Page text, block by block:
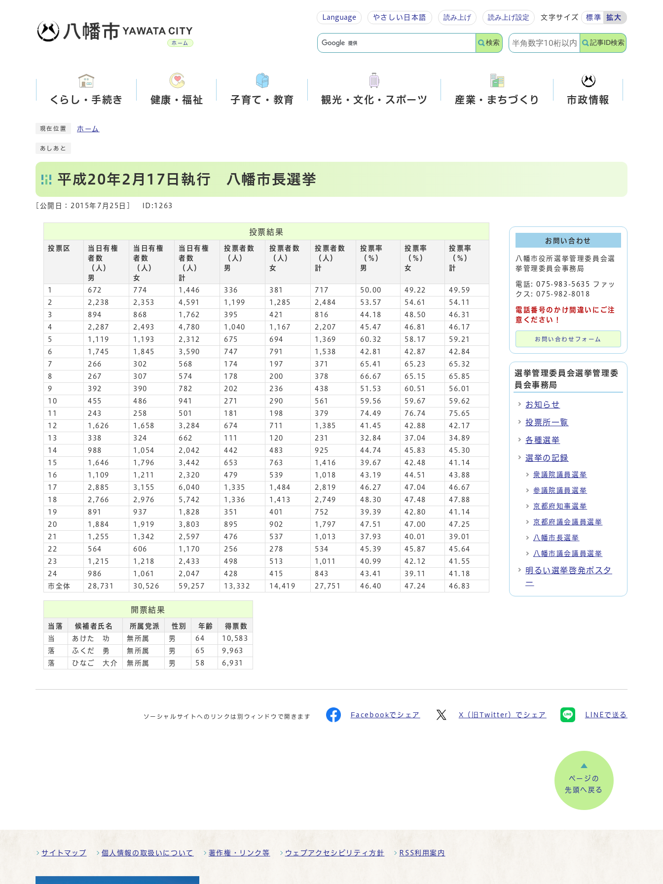
ホーム
Language やさしい 日本語 読み上げ 読み上げ設定 文字サイズ 標準 拡大
検索 記事ID検索
くらし・手続き 健康・福祉 子育て・教育 観光・文化・スポーツ 産業・まちづくり 市政情報
現在位置 ホーム
あしあと
平成20年2月17日執行 八幡市長選挙
[公開日： 2015年7月25日 ID:1263
投票結果
投票区
当日有権
者数
（人）
男
当日有権
者数
（人）
女
当日有権
者数
（人）
計
投票者数
（人）
男
投票者数
（人）
女
投票者数
（人）
計
投票率
（％）
男
投票率
（％）
女
投票率
（％）
計
1 672 774 1,446 336 381 717 50.00 49.22
49.59
2
2,238 2,353 4,591 1,199 1,285 2,484 53.57 54.61
54.11
3
894 868 1,762 395 421 816 44.18 48.50
46.31
4
2,287 2,493 4,780 1,040 1,167 2,207 45.47 46.81
46.17
5
1,119 1,193 2,312 675 694 1,369 60.32 58.17
59.21
6
1,745 1,845 3,590 747 791 1,538 42.81 42.87
42.84
7
266 302 568 174 197 371 65.41 65.23
65.32
8
267 307 574 178 200 378 66.67 65.15
65.85
9
392 390 782 202 236 438 51.53 60.51
56.01
10
455 486 941 271 290 561 59.56 59.67
59.62
11
243 258 501 181 198 379 74.49 76.74
75.65
12
1,626 1,658 3,284 674 711 1,385 41.45 42.88
42.17
13
338 324 662 111 120 231 32.84 37.04
34.89
14
988 1,054 2,042 442 483 925 44.74 45.83
45.30
15
1,646 1,796 3,442 653 763 1,416 39.67 42.48
41.14
16
1,109 1,211 2,320 479 539 1,018 43.19 44.51
43.88
17
2,885 3,155 6,040 1,335 1,484 2,819 46.27 47.04
46.67
18
2,766 2,976 5,742 1,336 1,413 2,749 48.30 47.48
47.88
19
891 937 1,828 351 401 752 39.39 42.80
41.14
20
1,884 1,919 3,803 895 902 1,797 47.51 47.00
47.25
21
1,255 1,342 2,597 476 537 1,013 37.93 40.01
39.01
22
564 606 1,170 256 278 534 45.39 45.87
45.64
23
1,215 1,218 2,433 498 513 1,011 40.99 42.12
41.55
24
986 1,061 2,047 428 415 843 43.41 39.11
41.18
市全体
28,731 30,526 59,257 13,332 14,419 27,751 46.40 47.24 46.83
開票結果
当落 候補者氏名 所属党派 性別 年齢
得票数
当
あけた 功 無所属 男 64
10,583
落
ふくだ 勇 無所属 男 65
9,963
落
ひなご 大介 無所属 男 58 6,931
お問い合わせ
八幡市役所選挙管理委員会選
挙管理委員会事務局
電話:075-983-5635
ファッ
クス: 075-982-8018
電話番号のかけ間違いにご注
意ください！
お問い合わせフォーム
選挙管理委員会選挙管理委
員会事務局
お知らせ
投票所一覧
各種選挙
選挙の記録
衆議院議員選挙
参議院議員選挙
京都府知事選挙
京都府議会議員選挙
八幡市長選挙
八幡市議会議員選挙
明るい選挙啓発ポスタ
ー
ソーシャルサイトへのリンクは別ウィンドウで開きます Facebookでシェア X（旧Twitter）でシェア LINEで送る
ページの
先頭へ戻る
サイトマップ 個人情報の取扱いについて 著作権・リンク等 ウェブアクセシビリティ方針 RSS利用案内